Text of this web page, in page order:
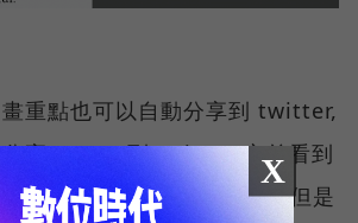
重點也可以自動分享到 twitter,
分享 quote 到 twitter, 之前看到
「這什麼? 感覺好厲害!」, 但是
X